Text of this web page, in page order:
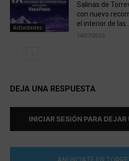
Actividades
Salinas de
con nuevo
el interior de
14/07/2026
DEJA UNA RESPUESTA
INICIAR SESIÓN PARA